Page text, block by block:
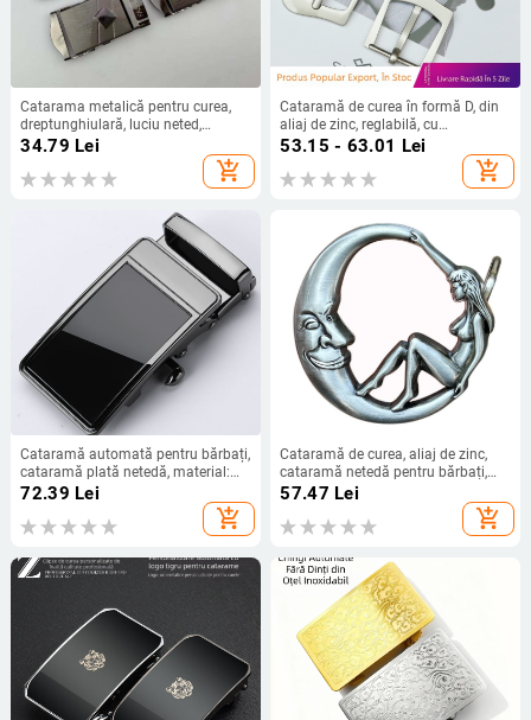
Catarama metalică pentru curea,
dreptunghiulară, luciu neted,
gravură laser și logo personalizabil.
34.79 Lei
add_shopping_cart
Cataramă de curea în formă D, din
aliaj de zinc, reglabilă, cu
personalizare de logo
53.15 - 63.01 Lei
add_shopping_cart
Cataramă automată pentru bărbați,
cataramă plată netedă, material:
aliaj, pentru uz de afaceri
72.39 Lei
add_shopping_cart
Cataramă de curea, aliaj de zinc,
cataramă netedă pentru bărbați,
vară 2024
57.47 Lei
add_shopping_cart